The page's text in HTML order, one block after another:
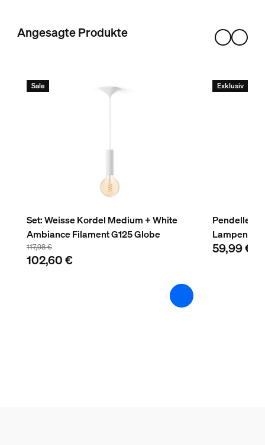
Farbe(n)
Multi Color
Nutzlebensdauer
Umweltschutz
0 % <H<80 % (nicht kondensierend)
Zusatzfunktion/Zubehör im
Angesagte Produkte
Sale
Set: Weisse Kordel Medium + White
Ambiance Filament G125 Globe
117,98 €
102,60 €
Exklusiv
Lampen,
59,99 €